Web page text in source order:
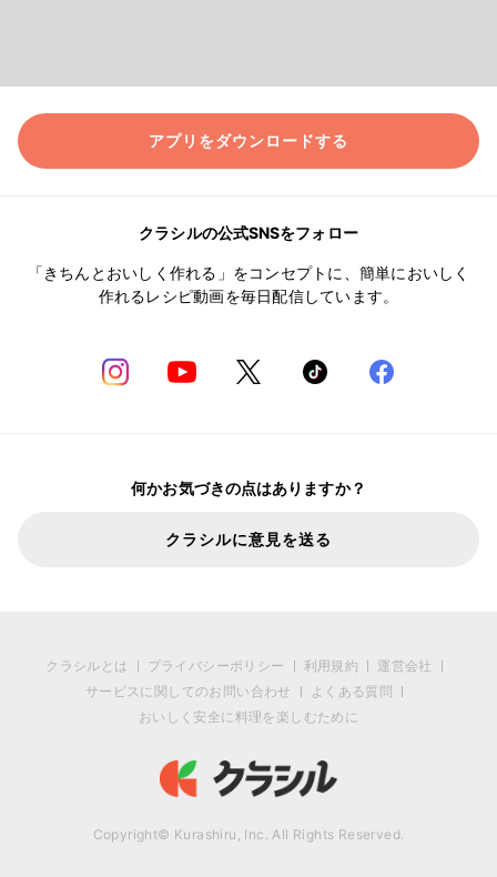
アプリをダウンロードする
クラシルの公式SNSをフォロー
「きちんとおいしく作れる」をコンセプトに、簡単においしく
作れるレシピ動画を毎日配信しています。
何かお気づきの点はありますか？
クラシルに意見を送る
クラシルとは プライバシーポリシー 利用規約
運営会社
サービスに関してのお問い合わせ
よくある質問
おいしく安全に料理を楽しむために
Copyright© Kurashiru, Inc. All Rights Reserved.